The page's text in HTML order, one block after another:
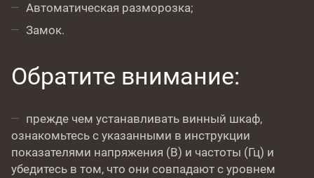
Автоматическая разморозка;
Замок.
Обратите внимание:
прежде чем устанавливать винный шкаф,
ознакомьтесь с указанными в инструкции
показателями напряжения (В) и частоты (Гц) и
убедитесь в том, что они совпадают с уровнем